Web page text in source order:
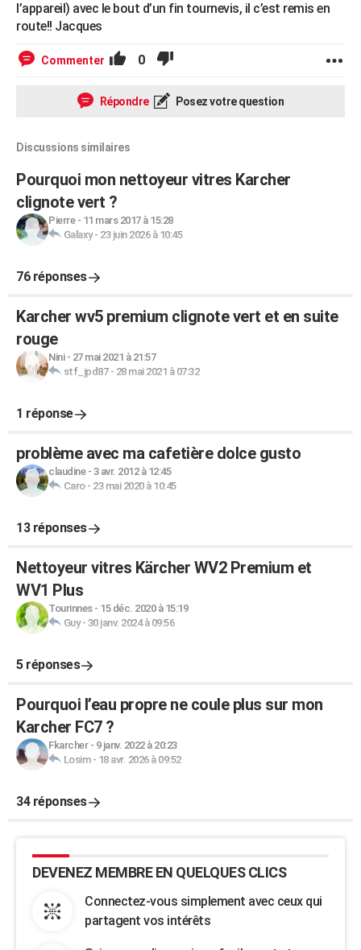
l’appareil) avec le bout d’un fin tournevis, il c’est remis en
route!! Jacques
Commenter 0
Répondre Posez votre question
Discussions similaires
Pourquoi mon nettoyeur vitres Karcher
clignote vert ?
Pierre- 11 mars 2017 à 15:28
Galaxy- 23 juin 2026 à 10:45
76 réponses
Karcher wv5 premium clignote vert et en suite
rouge
Nini- 27 mai 2021 à 21:57
stf_jpd87- 28 mai 2021 à 07:32
1 réponse
problème avec ma cafetière dolce gusto
claudine- 3 avr. 2012 à 12:45
Caro- 23 mai 2020 à 10:45
13 réponses
Nettoyeur vitres Kärcher WV2 Premium et
WV1 Plus
Tourinnes- 15 déc. 2020 à 15:19
Guy- 30 janv. 2024 à 09:56
5 réponses
Pourquoi l’eau propre ne coule plus sur mon
Karcher FC7 ?
Fkarcher- 9 janv. 2022 à 20:23
Losim- 18 avr. 2026 à 09:52
34 réponses
DEVENEZ MEMBRE EN QUELQUES CLICS
Connectez-vous simplement avec ceux qui
partagent vos intérêts